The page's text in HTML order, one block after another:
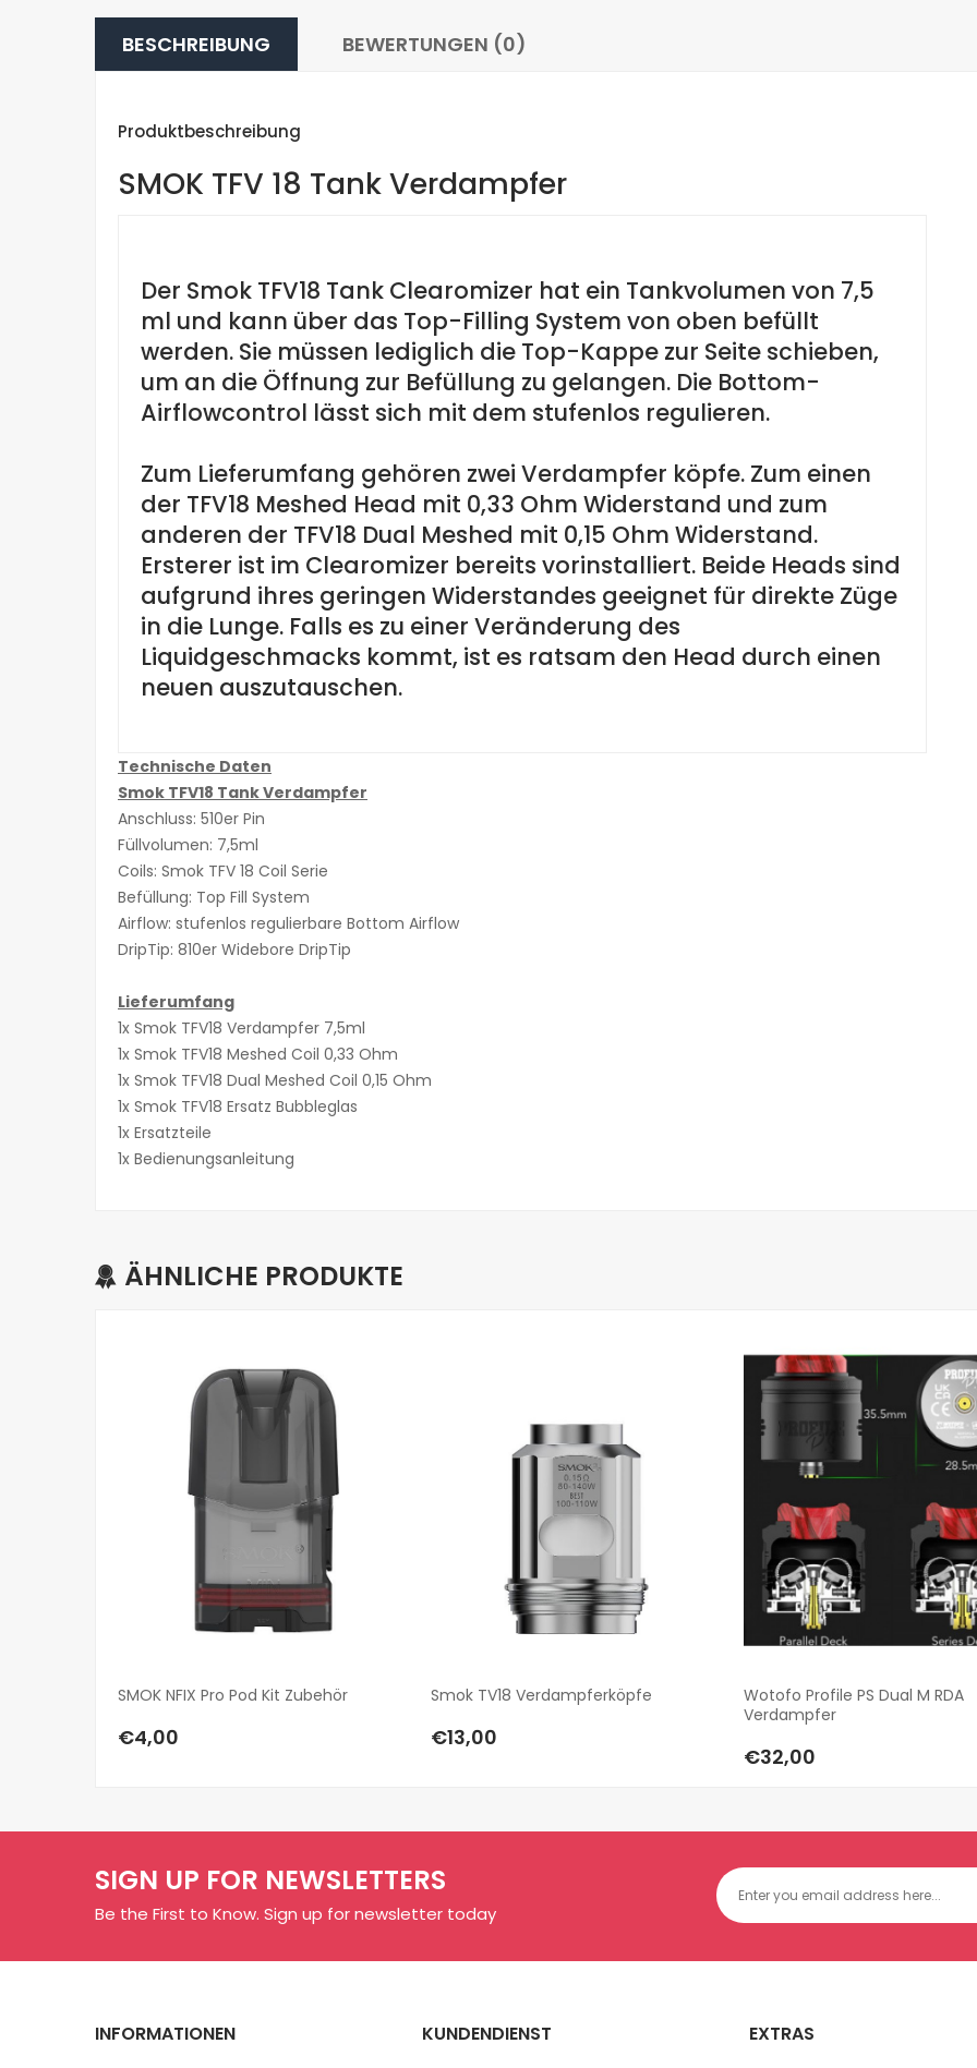
BESCHREIBUNG BEWERTUNGEN (0)
Produktbeschreibung
SMOK TFV 18 Tank Verdampfer
Der Smok TFV18 Tank Clearomizer hat ein Tankvolumen von 7,5
ml und kann über das Top-Filling System von oben befüllt
werden. Sie müssen lediglich die Top-Kappe zur Seite schieben,
um an die Öffnung zur Befüllung zu gelangen. Die Bottom-
Airflowcontrol lässt sich mit dem stufenlos regulieren.
Zum Lieferumfang gehören zwei Verdampfer köpfe. Zum einen
der TFV18 Meshed Head mit 0,33 Ohm Widerstand und zum
anderen der TFV18 Dual Meshed mit 0,15 Ohm Widerstand.
Ersterer ist im Clearomizer bereits vorinstalliert. Beide Heads sind
aufgrund ihres geringen Widerstandes geeignet für direkte Züge
in die Lunge. Falls es zu einer Veränderung des
Liquidgeschmacks kommt, ist es ratsam den Head durch einen
neuen auszutauschen.
Technische Daten
Smok TFV18 Tank Verdampfer
Anschluss: 510er Pin
Füllvolumen: 7,5ml
Coils: Smok TFV 18 Coil Serie
Befüllung: Top Fill System
Airflow: stufenlos regulierbare Bottom Airflow
DripTip: 810er Widebore DripTip
Lieferumfang
1x Smok TFV18 Verdampfer 7,5ml
1x Smok TFV18 Meshed Coil 0,33 Ohm
1x Smok TFV18 Dual Meshed Coil 0,15 Ohm
1x Smok TFV18 Ersatz Bubbleglas
1x Ersatzteile
1x Bedienungsanleitung
ÄHNLICHE PRODUKTE
SMOK NFIX Pro Pod Kit Zubehör
€4,00
Smok TV18 Verdampferköpfe
€13,00
Wotofo Profile PS Dual M RDA
Verdampfer
€32,00
SIGN UP FOR NEWSLETTERS
Be the First to Know. Sign up for newsletter today
INFORMATIONEN KUNDENDIENST EXTRAS